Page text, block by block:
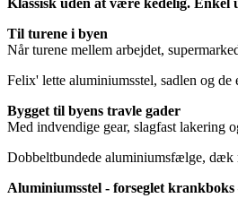
Klassisk uden at være kedelig. Enkel
Til turene i byen
Når turene mellem arbejdet,
Felix' lette aluminiumsstel, sadlen og
Bygget til byens travle gader
Med indvendige gear, slagfast lakering
Dobbeltbundede aluminiumsfælge, dæk
Aluminiumsstel - forseglet